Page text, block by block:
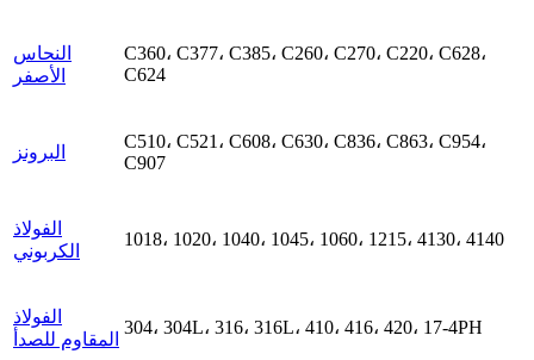
النحاس
الأصفر
C360، C377، C385، C260، C270، C220، C628،
C624
البرونز
C510، C521، C608، C630، C836، C863، C954،
C907
الفولاذ
الكربوني
1018، 1020، 1040، 1045، 1060، 1215، 4130، 4140
الفولاذ
المقاوم للصدأ
304، 304L، 316، 316L، 410، 416، 420، 17-4PH